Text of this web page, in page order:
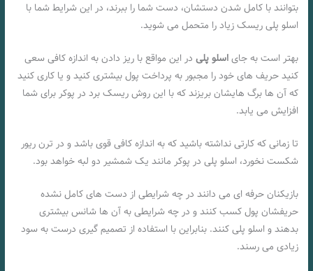
بتوانند با کامل شدن دستشان، دست شما را ببرند، در این شرایط شما با
اسلو پلی ریسک زیاد را متحمل می شوید.
بهتر است به جایاسلو پلی در این مواقع با ریز دادن به اندازه کافی سعی
کنید حریف های خود را مجبور به پرداخت پول بیشتری کنید و یا کاری کنید
که آن ها برگ هایشان بریزند که با این روش ریسک برد در پوکر برای شما
افزایش می یابد.
تا زمانی که کارتی نداشته باشید که به اندازه کافی قوی باشد و در ترن ریور
شکست نخورد، اسلو پلی در پوکر مانند یک شمشیر دو لبه خواهد بود.
بازیکنان حرفه ای می دانند در چه شرایطی از دست های کامل نشده
حریفشان پول کسب کنند و در چه شرایطی به آن ها شانس بیشتری
بدهند و اسلو پلی کنند. بنابراین با استفاده از تصمیم گیری درست به سود
زیادی می رسند.